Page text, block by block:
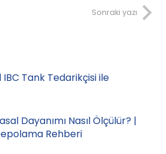
Sonraki yazı
Tank Tedarikçisi ile
Dayanımı Nasıl Ölçülür? |
Rehberi